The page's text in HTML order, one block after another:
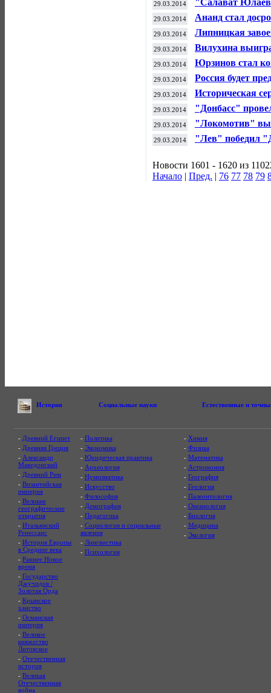
29.03.2014 "Салават
29.03.2014
Ананд стал
претендентов
29.03.2014 Липницкая
29.03.2014 Вилухина
29.03.2014
Юрзинов стал
Олега Знарка
29.03.2014
Россия будет
на ЧМ-2015
29.03.2014
Историческая
"Льва"
29.03.2014
"Донбасс"
проиграл
29.03.2014
"Локомотив"
полуфинал
29.03.2014
"Лев" победил
Новости 1601 - 1620 из
Начало | Пред. | 76 77 78 79
История Социальные науки Естественные и
- Древний Египет
- Древняя Греция
- Александр
Македонский
- Древний Рим
- Византийская
империя
- Великие
географические
открытия
- Итальянский
Ренессанс
- История Европы
в Средние века
- Раннее Новое
время
- Государство
Джучидов /
Золотая Орда
- Крымское
ханство
- Османская
империя
- Великое
княжество
Литовское
- Отечественная
история
- Великая
Отечественная
война
- Политика
- Экономика
- Юридическая практика
- Археология
- Нумизматика
- Искусство
- Философия
- Демография
- Педагогика
- Социология и социальные
явления
- Лингвистика
- Психология
- Химия
- Физика
- Математика
- Астрономия
- География
- Геология
- Палеонтология
- Океанология
- Биология
- Медицина
- Экология